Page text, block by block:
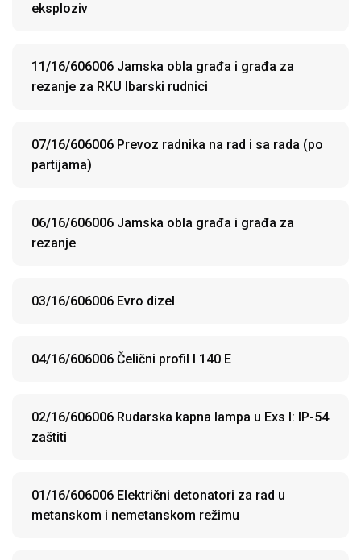
eksploziv
11/16/606006 Jamska obla građa i građa za
rezanje za RKU Ibarski rudnici
07/16/606006 Prevoz radnika na rad i sa rada (po
partijama)
06/16/606006 Jamska obla građa i građa za
rezanje
03/16/606006 Evro dizel
04/16/606006 Čelični profil I 140 E
02/16/606006 Rudarska kapna lampa u Exs I: IP-54
zaštiti
01/16/606006 Električni detonatori za rad u
metanskom i nemetanskom režimu